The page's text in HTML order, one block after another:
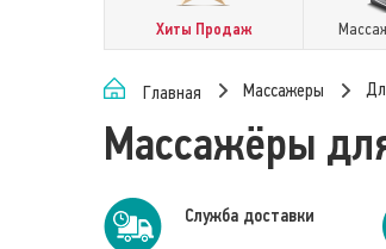
Хиты Продаж
Главная Массажеры
Массажёры
Cлужба доставки